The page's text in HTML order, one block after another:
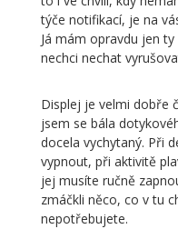
týče notifikací, je na
Já mám opravdu jen
nechci nechat
Displej je velmi dobře
jsem se bála
docela vychytaný. Při
vypnout, při aktivitě
jej musíte ručně
zmáčkli něco, co v tu
nepotřebujete.